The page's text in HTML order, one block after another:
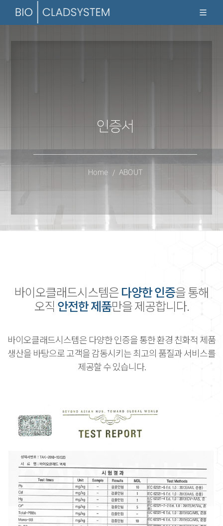
인증서
Home ABOUT
바이오클래드시스템은다양한 인증을 통해
오직 안전한 제품만을 제공합니다.
바이오클래드시스템은 다양한 인증을 통한 환경 친화적 제품
생산을 바탕으로 고객을 감동시키는 최고의 품질과 서비스를
제공할 수 있습니다.